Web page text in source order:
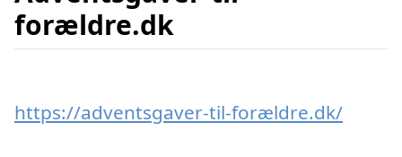
forældre.dk
https://adventsgaver-til-forældre.dk/